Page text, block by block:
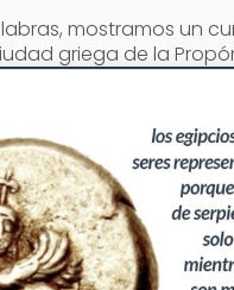
mostramos un
griega de la